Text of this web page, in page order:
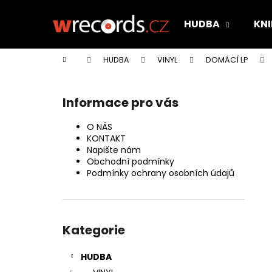
HUDBA
Domů HUDBA VINYL DOMÁCÍ LP
Informace pro vás
O NÁS
KONTAKT
Napište nám
Obchodní podmínky
Podmínky ochrany osobních údajů
kategorie
Kategorie
HUDBA
í
Zpět
do
Zpět
do